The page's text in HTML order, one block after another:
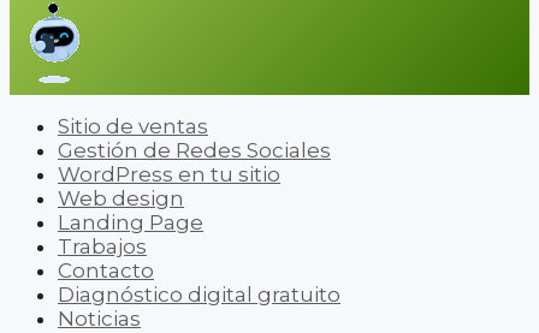
Sitio de ventas
Gestión de Redes Sociales
WordPress en tu sitio
Web design
Landing Page
Trabajos
Contacto
Diagnóstico digital gratuito
Noticias